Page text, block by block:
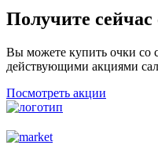
Получите сейчас
Вы можете купить очки со
действующими акциями
Посмотреть акции